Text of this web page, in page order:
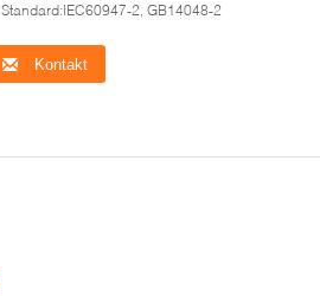
Standard:IEC60947-2, GB14048-2
Kontakt